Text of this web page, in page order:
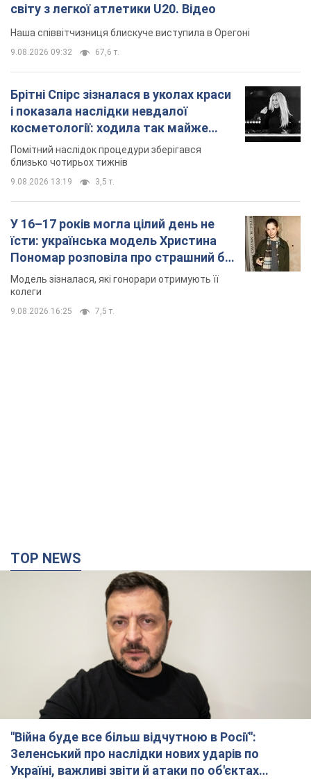
світу з легкої атлетики U20. Відео
Наша співвітчизниця блискуче виступила в Орегоні
9.08.2026 09:32 67,6 т.
Брітні Спірс зізналася в уколах краси
і показала наслідки невдалої
косметології: ходила так майже
місяць
Помітний наслідок процедури зберігався
близько чотирьох тижнів
9.08.2026 13:19 3,5 т.
У 16–17 років могла цілий день не
їсти: українська модель Христина
Пономар розповіла про страшний бік
модельної кар’єри
Модель зізналася, які гонорари отримують її
колеги
9.08.2026 16:25 7,5 т.
TOP NEWS
"Війна буде все більш відчутною в Росії":
Зеленський про наслідки нових ударів по
Україні, важливі звіти й атаки по об'єктах